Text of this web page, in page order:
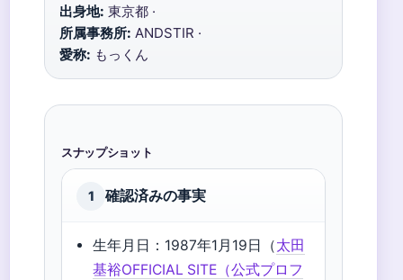
出身地: 東京都 ·
所属事務所: ANDSTIR ·
愛称: もっくん
スナップショット
1 確認済みの事実
生年月日：1987年1月19日（太田
基裕OFFICIAL SITE（公式プロフ